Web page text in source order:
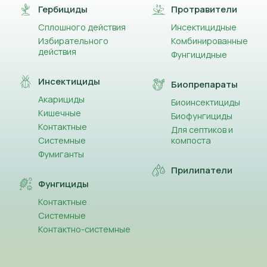
Гербициды
Сплошного действия
Избирательного
действия
Инсектициды
Акарициды
Кишечные
Контактные
Системные
Фумиганты
Фунгициды
Контактные
Системные
Контактно-системные
Протравители
Инсектицидные
Комбинированные
Фунгицидные
Биопрепараты
Биоинсектициды
Биофунгициды
Для септиков и
компоста
Прилипатели